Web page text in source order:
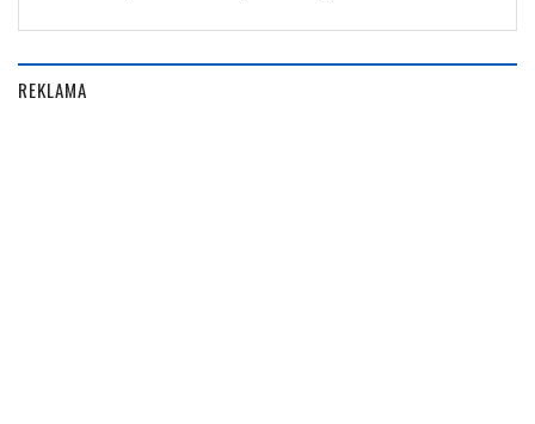
REKLAMA